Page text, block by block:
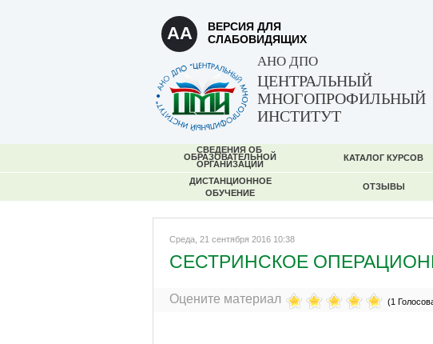
AA
ВЕРСИЯ ДЛЯ
СЛАБОВИДЯЩИХ
АНО ДПО
ЦЕНТРАЛЬНЫЙ
МНОГОПРОФИЛЬНЫЙ
ИНСТИТУТ
СВЕДЕНИЯ ОБ
ОБРАЗОВАТЕЛЬНОЙ
ОРГАНИЗАЦИИ
КАТАЛОГ КУРСОВ
ДИСТАНЦИОННОЕ
ОБУЧЕНИЕ
ОТЗЫВЫ
Среда, 21 сентября 2016 10:38
СЕСТРИНСКОЕ
Оцените материал (1